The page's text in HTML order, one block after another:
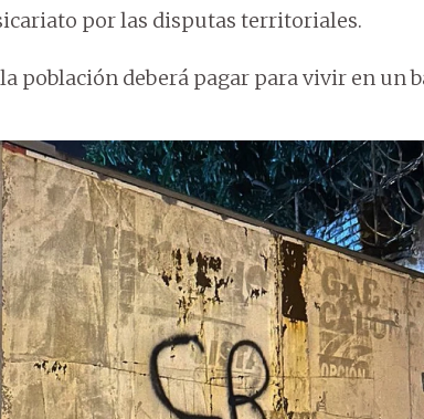
por las disputas territoriales.
población deberá pagar para vivir en un